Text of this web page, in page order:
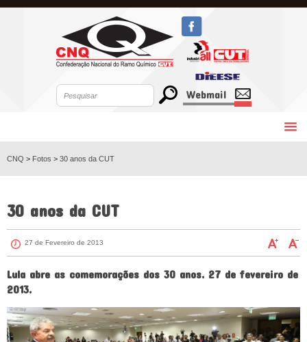
Webmail
CNQ > Fotos > 30 anos da CUT
30 anos da CUT
27 de Fevereiro de 2013
Lula abre as comemorações dos 30 anos. 27 de fevereiro de
2013.